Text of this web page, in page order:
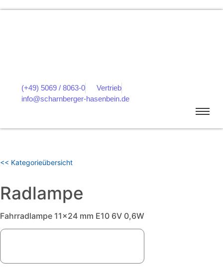
(+49) 5069 / 8063-0
Vertrieb
info@scharnberger-hasenbein.de
<< Kategorieübersicht
Radlampe
Fahrradlampe 11x24 mm E10 6V 0,6W